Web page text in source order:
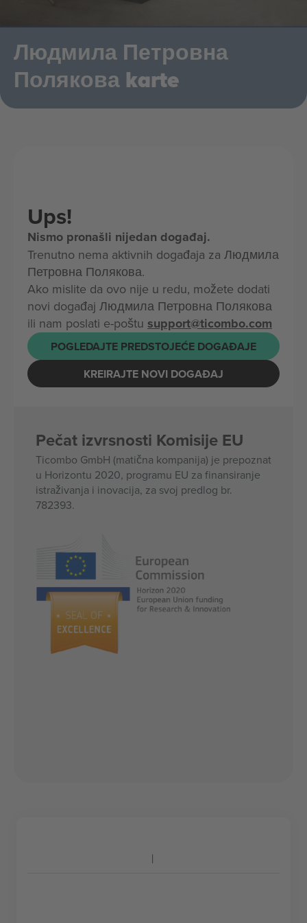
Людмила Петровна
Полякова karte
Ups!
Nismo pronašli nijedan događaj.
Trenutno nema aktivnih događaja za Людмила
Петровна Полякова.
Ako mislite da ovo nije u redu, možete dodati
novi događaj Людмила Петровна Полякова
ili nam poslati e-poštu support@ticombo.com
POGLEDAJTE PREDSTOJEĆE DOGAĐAJE
KREIRAJTE NOVI DOGAĐAJ
Pečat izvrsnosti Komisije EU
Ticombo GmbH (matična kompanija) je prepoznat
u Horizontu 2020, programu EU za finansiranje
istraživanja i inovacija, za svoj predlog br.
782393.